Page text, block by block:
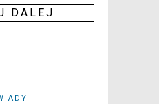
DALEJ